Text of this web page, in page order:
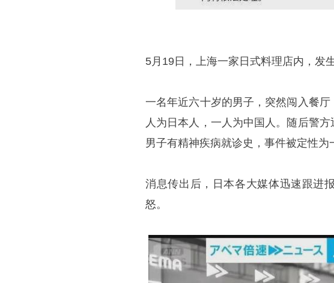
5月19日，上海一家日式料理店内，发
一名年近六十岁的男子，突然闯入餐
人为日本人，一人为中国人。随后警
男子有精神疾病就诊史，事件被定性为
消息传出后，日本各大媒体迅速跟进
怒。